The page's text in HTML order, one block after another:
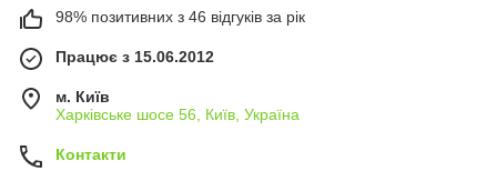
98% позитивних з 46 відгуків за рік
Працює з 15.06.2012
м. Київ
Харківське шосе 56, Київ, Україна
Контакти